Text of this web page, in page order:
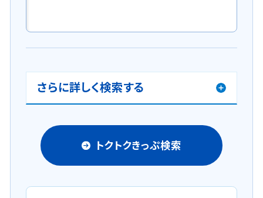
さらに詳しく検索する
トクトクきっぷ検索